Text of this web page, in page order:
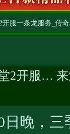
开服一条龙服务_传
2开服…
，三